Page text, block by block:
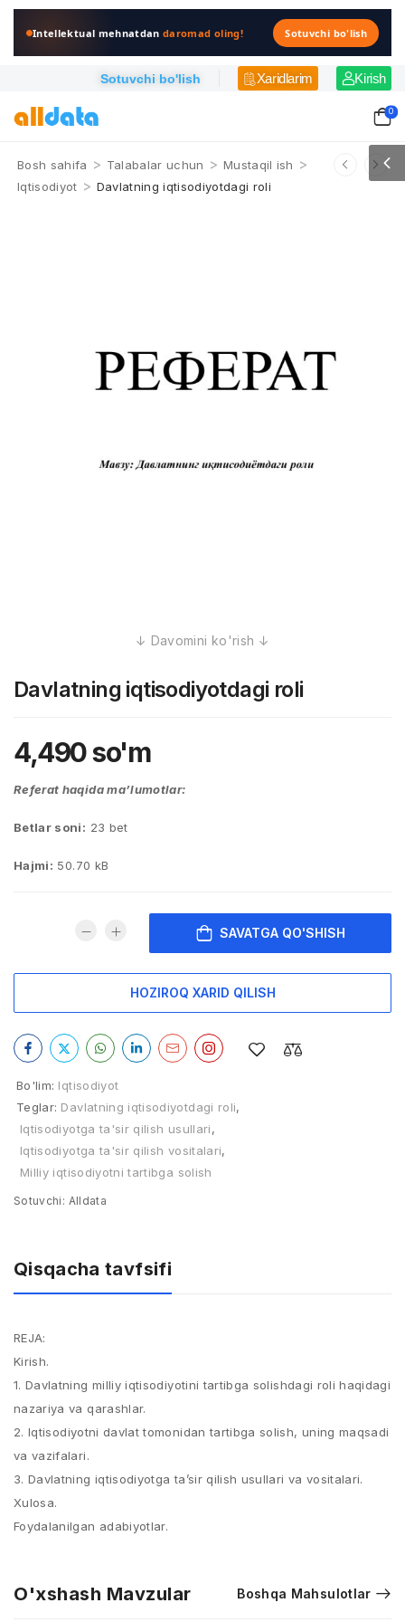
Intellektual mehnatdandaromad oling! Sotuvchi bo'lish
Sotuvchi bo'lish Xaridlarim Kirish
0
Bosh sahifa > Talabalar uchun > Mustaqil ish >
Iqtisodiyot > Davlatning iqtisodiyotdagi roli
Davlatning iqtisodiyotdagi roli
4,490so'm
Referat haqida ma’lumotlar:
Betlar soni: 23 bet
Hajmi: 50.70 kB
SAVATGA QO'SHISH
HOZIROQ XARID QILISH
Bo'lim: Iqtisodiyot
Teglar: Davlatning iqtisodiyotdagi roli,
Iqtisodiyotga ta'sir qilish usullari,
Iqtisodiyotga ta'sir qilish vositalari,
Milliy iqtisodiyotni tartibga solish
Sotuvchi: Alldata
Qisqacha tavfsifi
REJA:
Kirish.
1. Davlatning milliy iqtisodiyotini tartibga solishdagi roli haqidagi
nazariya va qarashlar.
2. Iqtisodiyotni davlat tomonidan tartibga solish, uning maqsadi
va vazifalari.
3. Davlatning iqtisodiyotga ta’sir qilish usullari va vositalari.
Xulosa.
Foydalanilgan adabiyotlar.
O'xshash Mavzular Boshqa Mahsulotlar